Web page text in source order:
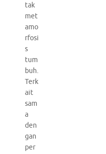
tak
met
amo
rfosi
s
tum
buh.
Terk
ait
sam
a
den
gan
per